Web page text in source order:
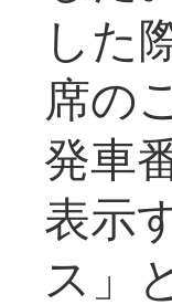
した
席の
発車
表示
ス」